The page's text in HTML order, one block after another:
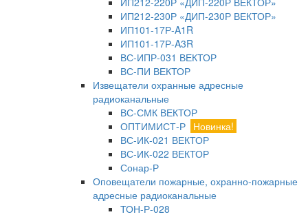
ИП212-230Р «ДИП-230Р ВЕКТОР»
ИП101-17Р-A1R
ИП101-17Р-A3R
ВС-ИПР-031 ВЕКТОР
ВС-ПИ ВЕКТОР
Извещатели охранные адресные
радиоканальные
ВС-СМК ВЕКТОР
ОПТИМИСТ-Р Новинка!
ВС-ИК-021 ВЕКТОР
ВС-ИК-022 ВЕКТОР
Сонар-Р
Оповещатели пожарные, охранно-пожарные
адресные радиоканальные
ТОН-Р-028